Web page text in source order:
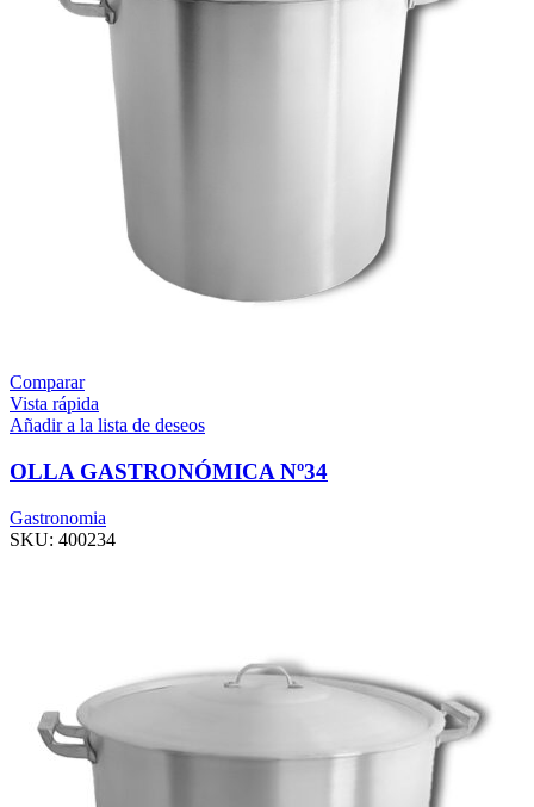
Comparar
Vista rápida
Añadir a la lista de deseos
OLLA GASTRONÓMICA Nº34
Gastronomia
SKU: 400234